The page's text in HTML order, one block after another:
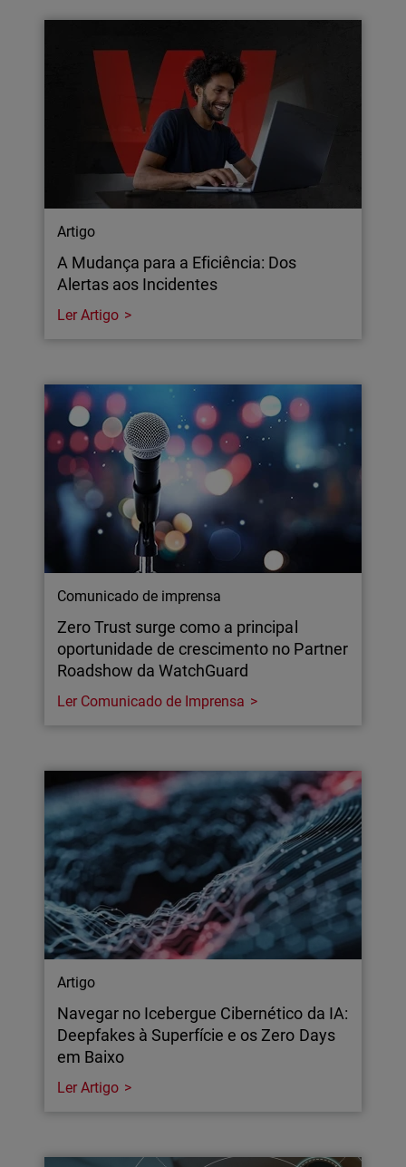
Artigo
A Mudança para a Eficiência: Dos
Alertas aos Incidentes
Ler Artigo
Comunicado de imprensa
Zero Trust surge como a principal
oportunidade de crescimento no Partner
Roadshow da WatchGuard
Ler Comunicado de Imprensa
Artigo
Navegar no Icebergue Cibernético da IA:
Deepfakes à Superfície e os Zero Days
em Baixo
Ler Artigo